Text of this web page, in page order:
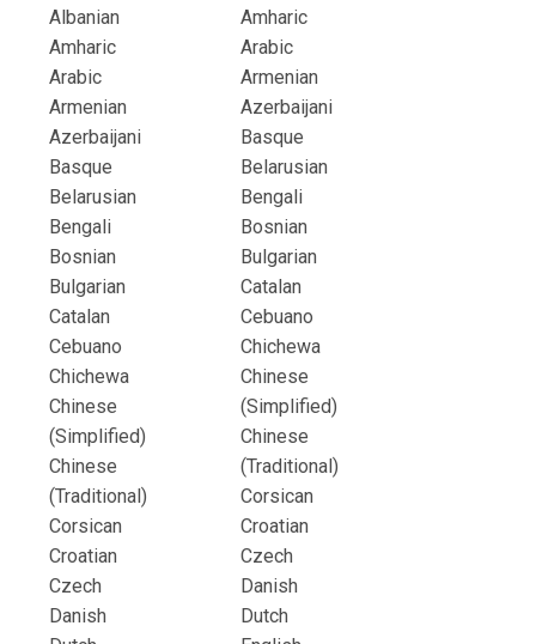
Albanian
Amharic
Arabic
Armenian
Azerbaijani
Basque
Belarusian
Bengali
Bosnian
Bulgarian
Catalan
Cebuano
Chichewa
Chinese
(Simplified)
Chinese
(Traditional)
Corsican
Croatian
Czech
Danish
Amharic
Arabic
Armenian
Azerbaijani
Basque
Belarusian
Bengali
Bosnian
Bulgarian
Catalan
Cebuano
Chichewa
Chinese
(Simplified)
Chinese
(Traditional)
Corsican
Croatian
Czech
Danish
Dutch